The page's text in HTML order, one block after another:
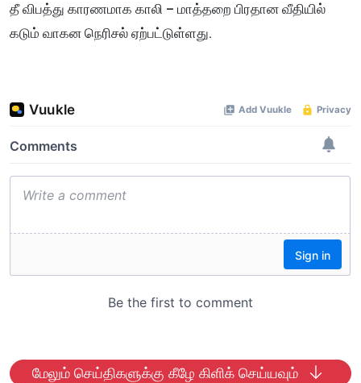
தீ விபத்து காரணமாக காலி – மாத்தறை பிரதான வீதியில்
கடும் வாகன நெரிசல் ஏற்பட்டுள்ளது.
மேலும் செய்திகளுக்கு கீழே கிளிக் செய்யவும்